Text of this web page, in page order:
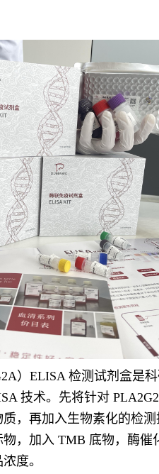
）ELISA 检测试剂盒是
技术。先将针对
，再加入生物素化的检
，加入 TMB 底物，酶
度。